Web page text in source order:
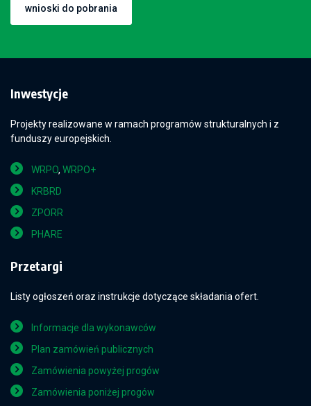
wnioski do pobrania
Inwestycje
Projekty realizowane w ramach programów strukturalnych i z
funduszy europejskich.
WRPO, WRPO+
KRBRD
ZPORR
PHARE
Przetargi
Listy ogłoszeń oraz instrukcje dotyczące składania ofert.
Informacje dla wykonawców
Plan zamówień publicznych
Zamówienia powyżej progów
Zamówienia poniżej progów